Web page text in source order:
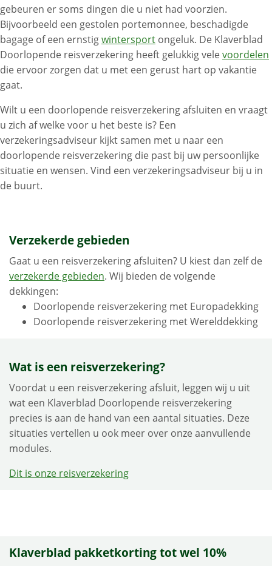
gebeuren er soms dingen die u niet had voorzien.
Bijvoorbeeld een gestolen portemonnee, beschadigde
bagage of een ernstigwintersport ongeluk. De Klaverblad
Doorlopende reisverzekering heeft gelukkig velevoordelen
die ervoor zorgen dat u met een gerust hart op vakantie
gaat.
Wilt u een doorlopende reisverzekering afsluiten en vraagt
u zich af welke voor u het beste is? Een
verzekeringsadviseur kijkt samen met u naar een
doorlopende reisverzekering die past bij uw persoonlijke
situatie en wensen. Vind een verzekeringsadviseur bij u in
de buurt.
Verzekerde gebieden
Gaat u een reisverzekering afsluiten? U kiest dan zelf de
verzekerde gebieden. Wij bieden de volgende
dekkingen:
Doorlopende reisverzekering met Europadekking
Doorlopende reisverzekering met Werelddekking
Wat is een reisverzekering?
Voordat u een reisverzekering afsluit, leggen wij u uit
wat een Klaverblad Doorlopende reisverzekering
precies is aan de hand van een aantal situaties. Deze
situaties vertellen u ook meer over onze aanvullende
modules.
Dit is onze reisverzekering
Klaverblad pakketkorting tot wel 10%